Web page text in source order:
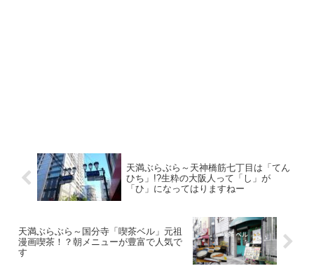
天満ぶらぶら～天神橋筋七丁目は「てん
ひち」!?生粋の大阪人って「し」が
「ひ」になってはりますねー
天満ぶらぶら～国分寺「喫茶ベル」元祖
漫画喫茶！？朝メニューが豊富で人気で
す